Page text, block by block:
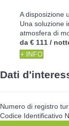
A disposizione
Una soluzione
atmosfera di
da € 111 /
+ INFO
Dati
Numero di registro
Codice Identificativo